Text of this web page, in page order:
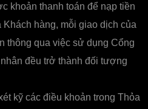
khoản thanh toán để nạp tiền
hàng, mỗi giao dịch của
thông qua việc sử dụng Cổng
đều trở thành đối tượng
kỹ các điều khoản trong Thỏa